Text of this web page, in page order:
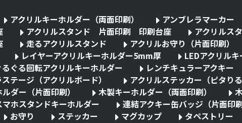
アクリルキーホルダー（両面印刷）
アンブレラマーカー
アクリルスタンド 片面印刷 印刷台座
アクリル
走るアクリルスタンド
アクリルお守り（片面印刷）
レイヤーアクリルキーホルダー5mm厚
LEDアクリル
るぐる回転アクリルキーホルダー
レンチキュラーアクキー
テージ（アクリルボード）
アクリルステッカー（ピタり
ダー（片面印刷） 木製キーホルダー（両面印刷）
マホスタンドキーホルダー
連結アクキー缶バッジ（片面印
お守り ステッカー マグカップ
タペストリー